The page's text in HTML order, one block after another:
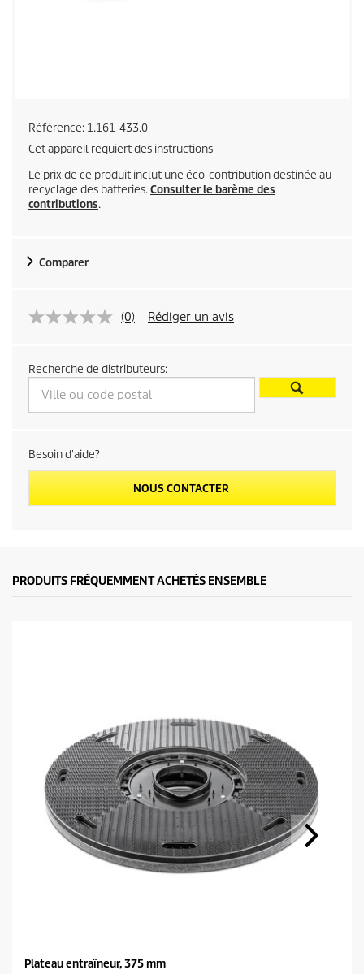
Référence: 1.161-433.0
Cet appareil requiert des instructions
Le prix de ce produit inclut une éco-contribution destinée au
recyclage des batteries.Consulter le barème des
contributions.
Comparer
(0) Rédiger un avis
Recherche de distributeurs:
Besoin d'aide?
NOUS CONTACTER
PRODUITS FRÉQUEMMENT ACHETÉS ENSEMBLE
Plateau entraîneur, 375 mm